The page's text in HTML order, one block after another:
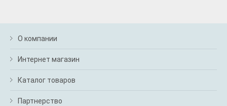
О компании
Интернет магазин
Каталог товаров
Партнерство